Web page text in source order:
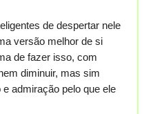
de despertar nele
versão melhor de si
de fazer isso, com
diminuir, mas sim
admiração pelo que ele